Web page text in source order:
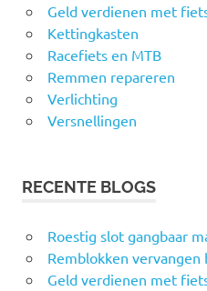
Geld verdienen met
Kettingkasten
Racefiets en MTB
Remmen repareren
Verlichting
Versnellingen
RECENTE BLOGS
Roestig slot gangbaar
Remblokken
Geld verdienen met